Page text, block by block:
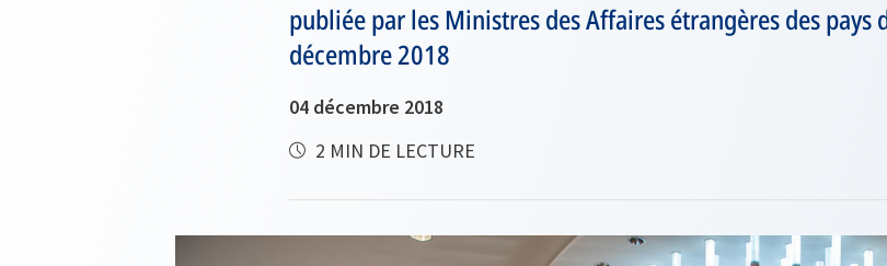
publiée par les Ministres des Affaires étrangères des pays
décembre 2018
04 décembre 2018
2 MIN DE LECTURE